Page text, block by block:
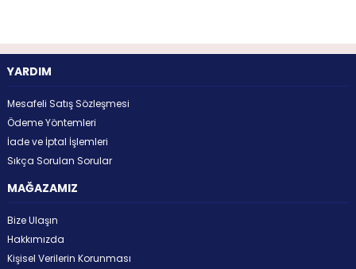
YARDIM
Mesafeli Satış Sözleşmesi
Ödeme Yöntemleri
İade ve İptal İşlemleri
Sıkça Sorulan Sorular
MAĞAZAMIZ
Bize Ulaşın
Hakkımızda
Kişisel Verilerin Korunması